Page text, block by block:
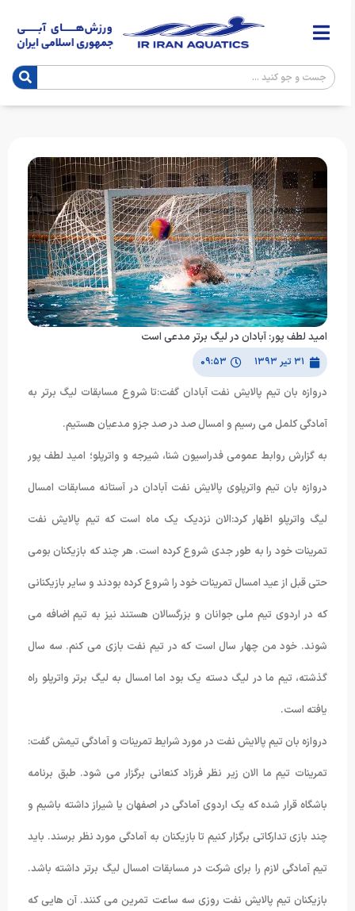
امید لطف پور: آبادان در لیگ برتر مدعی است
۳۱ تیر ۱۳۹۳ ۰۹:۵۳
دروازه بان تیم پالایش نفت آبادان گفت:تا شروع مسابقات لیگ برتر به
آمادگی کلمل می رسیم و امسال صد در صد جزو مدعیان هستیم.
به گزارش روابط عمومی فدراسیون شنا، شیرجه و واترپلو؛ امید لطف پور
دروازه بان تیم واترپلوی پالایش نفت آبادان در آستانه مسابقات امسال
لیگ واترپلو اظهار کرد:الان نزدیک یک ماه است که تیم پالایش نفت
تمرینات خود را به طور جدی شروع کرده است. هر چند که بازیکنان بومی
حتی قبل از عید امسال تمرینات خود را شروع کرده بودند و سایر بازیکنانی
که در اردوی تیم ملی جوانان و بزرگسالان هستند نیز به تیم اضافه می
شوند. خود من چهار سال است که در تیم نفت بازی می کنم. سه سال
گذشته، تیم ما در لیگ دسته یک بود اما امسال به لیگ برتر واترپلو راه
یافته است.
دروازه بان تیم پالایش نفت در مورد شرایط تمرینات و آمادگی تیمش گفت:
تمرینات تیم ما الان زیر نظر فرزاد کنعانی برگزار می شود. طبق برنامه
باشگاه قرار شده که یک اردوی آمادگی در اصفهان یا شیراز داشته باشیم و
چند بازی تدارکاتی برگزار کنیم تا بازیکنان به آمادگی مورد نظر برسند. باید
تیم آمادگی لازم را برای شرکت در مسابقات امسال لیگ برتر داشته باشد.
بازیکنان تیم پالایش نفت روزی سه ساعت تمرین می کنند. آن هایی که